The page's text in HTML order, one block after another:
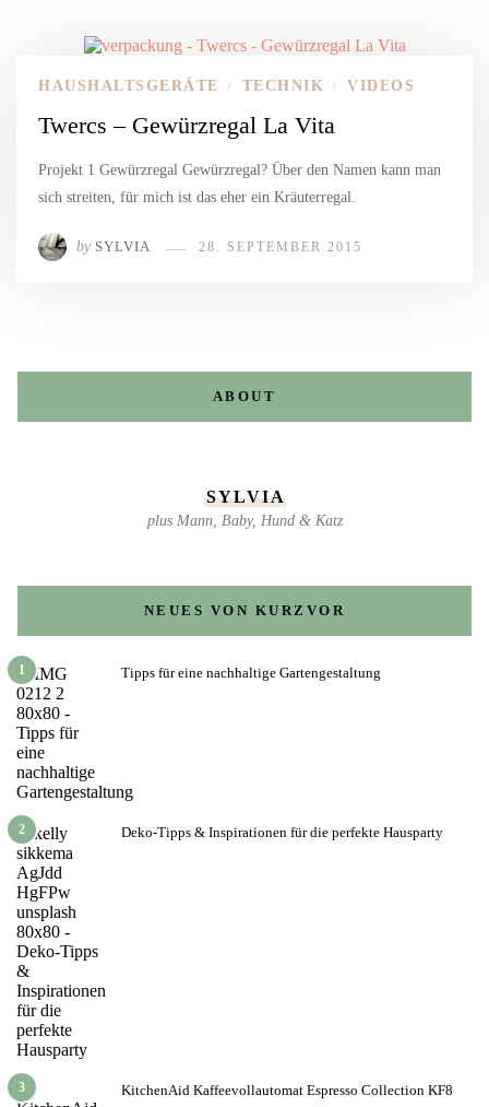
HAUSHALTSGERÄTE / TECHNIK / VIDEOS
Twercs – Gewürzregal La Vita
Projekt 1 Gewürzregal Gewürzregal? Über den Namen kann man
sich streiten, für mich ist das eher ein Kräuterregal.
by SYLVIA 28. SEPTEMBER 2015
ABOUT
SYLVIA
plus Mann, Baby, Hund & Katz
NEUES VON KURZVOR
1 Tipps für eine nachhaltige Gartengestaltung
2 Deko-Tipps & Inspirationen für die perfekte Hausparty
3 KitchenAid Kaffeevollautomat Espresso Collection KF8